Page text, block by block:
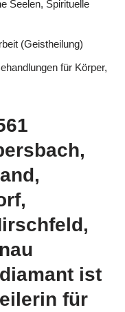
Seelen, Spirituelle
(Geistheilung)
für Körper,
ist
für